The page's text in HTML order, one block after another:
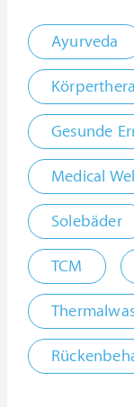
Ayurveda
Gesunde
Medical
Solebäder
TCM